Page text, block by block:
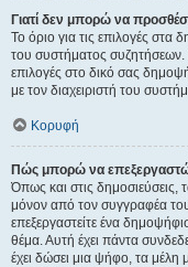
Γιατί δεν μπορώ να
Το όριο για τις επιλογές στα
του συστήματος συζητήσεων.
επιλογές στο δικό σας
με τον διαχειριστή του
Κορυφή
Πώς μπορώ να
Όπως και στις
μόνον από τον συγγραφέα
επεξεργαστείτε ένα
θέμα. Αυτή έχει πάντα
έχει δώσει μια ψήφο, τα